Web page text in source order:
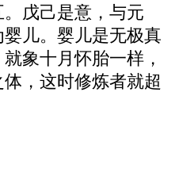
戊己是意，与元
儿。婴儿是无极真
象十月怀胎一样，
，这时修炼者就超